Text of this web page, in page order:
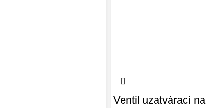
Ventil uzatvárací na